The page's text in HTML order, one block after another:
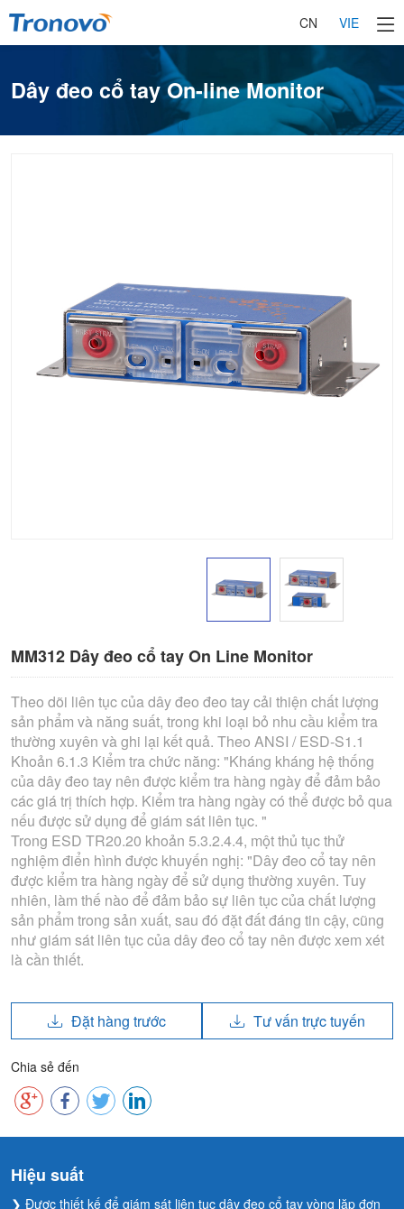
CN VIE
Dây đeo cổ tay On-line Monitor
MM312 Dây đeo cổ tay On Line Monitor
Theo dõi liên tục của dây đeo đeo tay cải thiện chất lượng
sản phẩm và năng suất, trong khi loại bỏ nhu cầu kiểm tra
thường xuyên và ghi lại kết quả. Theo ANSI / ESD-S1.1
Khoản 6.1.3 Kiểm tra chức năng: "Kháng kháng hệ thống
của dây đeo tay nên được kiểm tra hàng ngày để đảm bảo
các giá trị thích hợp. Kiểm tra hàng ngày có thể được bỏ qua
nếu được sử dụng để giám sát liên tục. "
Trong ESD TR20.20 khoản 5.3.2.4.4, một thủ tục thử
nghiệm điển hình được khuyến nghị: "Dây đeo cổ tay nên
được kiểm tra hàng ngày để sử dụng thường xuyên. Tuy
nhiên, làm thế nào để đảm bảo sự liên tục của chất lượng
sản phẩm trong sản xuất, sau đó đặt đất đáng tin cậy, cũng
như giám sát liên tục của dây đeo cổ tay nên được xem xét
là cần thiết.
Đặt hàng trước Tư vấn trực tuyến
Chia sẻ đến
Hiệu suất
❯ Được thiết kế để giám sát liên tục dây đeo cổ tay vòng lặp đơn